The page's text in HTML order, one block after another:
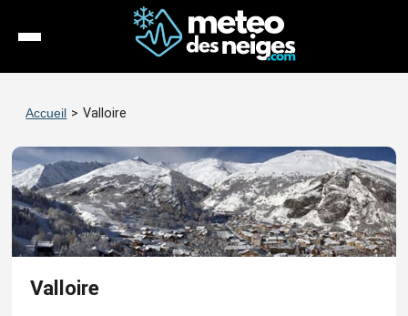
Stations
Webcams
Accueil > Valloire
Valloire